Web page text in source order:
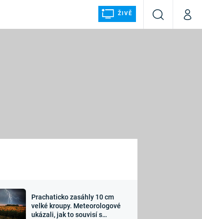
ŽIVĚ
VyhledáváníMůj
Sledujte nás
Prachaticko zasáhly 10 cm
velké kroupy. Meteorologové
ukázali, jak to souvisí s